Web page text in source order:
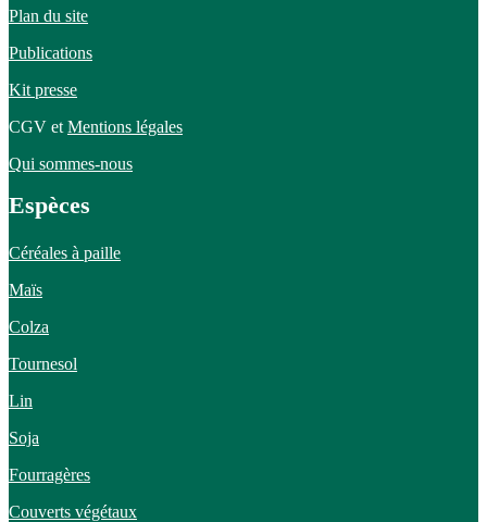
Plan du site
Publications
Kit presse
CGV et Mentions légales
Qui sommes-nous
Espèces
Céréales à paille
Maïs
Colza
Tournesol
Lin
Soja
Fourragères
Couverts végétaux